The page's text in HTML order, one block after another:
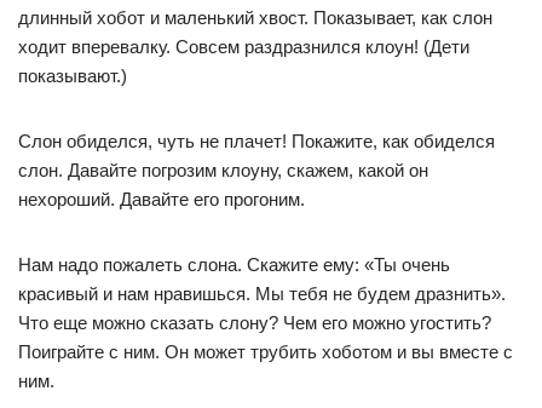
длинный хобот и маленький хвост. Показывает, как слон
ходит вперевалку. Совсем раздразнился клоун! (Дети
показывают.)
Слон обиделся, чуть не плачет! Покажите, как обиделся
слон. Давайте погрозим клоуну, скажем, какой он
нехороший. Давайте его прогоним.
Нам надо пожалеть слона. Скажите ему: «Ты очень
красивый и нам нравишься. Мы тебя не будем дразнить».
Что еще можно сказать слону? Чем его можно угостить?
Поиграйте с ним. Он может трубить хоботом и вы вместе с
ним.